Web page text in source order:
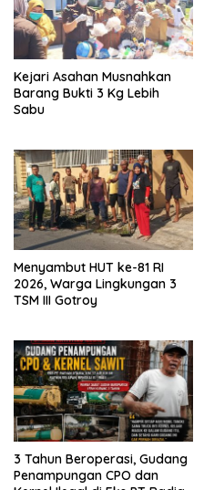
Kejari Asahan Musnahkan
Barang Bukti 3 Kg Lebih
Sabu
Menyambut HUT ke-81 RI
2026, Warga Lingkungan 3
TSM III Gotroy
3 Tahun Beroperasi, Gudang
Penampungan CPO dan